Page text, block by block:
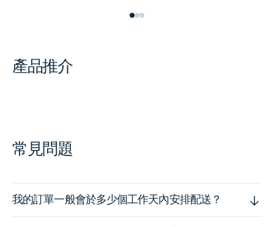
產品推介
常見問題
我的訂單一般會於多少個工作天內安排配送？